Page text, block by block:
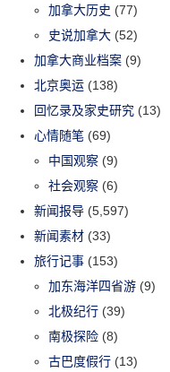
加拿大历史 (77)
史说加拿大 (52)
加拿大商业档案 (9)
北京奥运 (138)
回忆录及家史研究 (13)
心情随笔 (69)
中国观察 (9)
社会观察 (6)
新闻报导 (5,597)
新闻素材 (33)
旅行记事 (153)
加东海洋四省游 (9)
北极纪行 (39)
南极探险 (8)
古巴度假行 (13)